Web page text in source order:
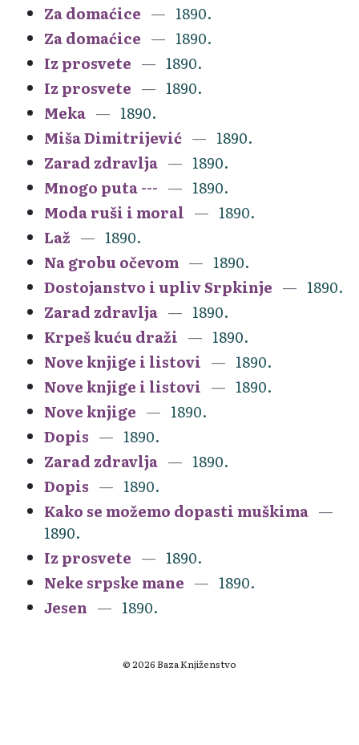
Za domaćice
1890.
Za domaćice
1890.
Iz prosvete
1890.
Iz prosvete
1890.
Meka
1890.
Miša Dimitrijević
1890.
Zarad zdravlja
1890.
Mnogo puta ---
1890.
Moda ruši i moral
1890.
Laž
1890.
Na grobu očevom
1890.
Dostojanstvo i upliv Srpkinje
1890.
Zarad zdravlja
1890.
Krpeš kuću draži
1890.
Nove knjige i listovi
1890.
Nove knjige i listovi
1890.
Nove knjige
1890.
Dopis
1890.
Zarad zdravlja
1890.
Dopis
1890.
Kako se možemo dopasti muškima
1890.
Iz prosvete
1890.
Neke srpske mane
1890.
Jesen
1890.
© 2026 Baza Knjiženstvo